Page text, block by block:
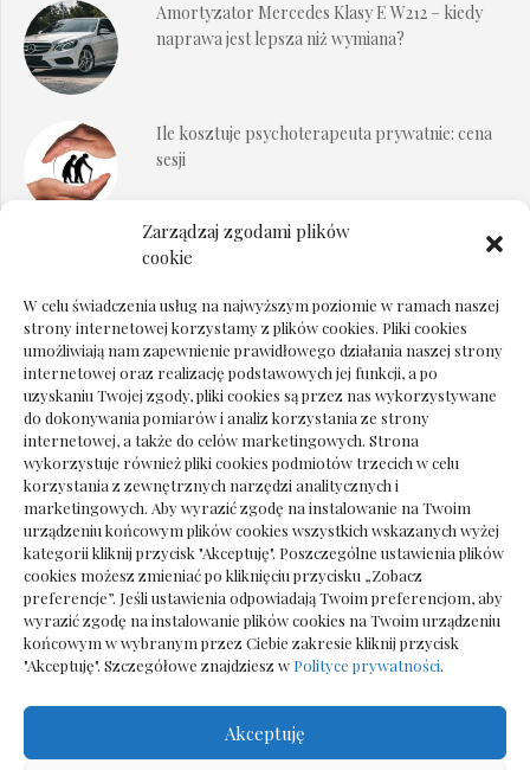
Zarządzaj zgodami plików
cookie
W celu świadczenia usług na najwyższym poziomie w ramach naszej
strony internetowej korzystamy z plików cookies. Pliki cookies
umożliwiają nam zapewnienie prawidłowego działania naszej strony
internetowej oraz realizację podstawowych jej funkcji, a po
uzyskaniu Twojej zgody, pliki cookies są przez nas wykorzystywane
do dokonywania pomiarów i analiz korzystania ze strony
internetowej, a także do celów marketingowych. Strona
wykorzystuje również pliki cookies podmiotów trzecich w celu
korzystania z zewnętrznych narzędzi analitycznych i
marketingowych. Aby wyrazić zgodę na instalowanie na Twoim
urządzeniu końcowym plików cookies wszystkich wskazanych wyżej
kategorii kliknij przycisk "Akceptuję". Poszczególne ustawienia plików
cookies możesz zmieniać po kliknięciu przycisku „Zobacz
preferencje”. Jeśli ustawienia odpowiadają Twoim preferencjom, aby
wyrazić zgodę na instalowanie plików cookies na Twoim urządzeniu
końcowym w wybranym przez Ciebie zakresie kliknij przycisk
"Akceptuję". Szczegółowe znajdziesz w Polityce prywatności.
Akceptuję
Amortyzator Mercedes Klasy E W212 – kiedy
naprawa jest lepsza niż wymiana?
Ile kosztuje psychoterapeuta prywatnie: cena
sesji
Dokumenty do odbioru przy zmianie biura
Deska podłogowa do salonu: jak wybrać bez
pośpiechu